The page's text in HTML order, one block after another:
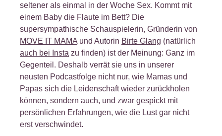
seltener als einmal in der Woche Sex. Kommt mit
einem Baby die Flaute im Bett? Die
supersympathische Schauspielerin, Gründerin von
MOVE IT MAMA und Autorin Birte Glang (natürlich
auch bei Insta zu finden) ist der Meinung: Ganz im
Gegenteil. Deshalb verrät sie uns in unserer
neusten Podcastfolge nicht nur, wie Mamas und
Papas sich die Leidenschaft wieder zurückholen
können, sondern auch, und zwar gespickt mit
persönlichen Erfahrungen, wie die Lust gar nicht
erst verschwindet.